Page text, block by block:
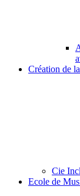
Création de
Cie
Ecole de